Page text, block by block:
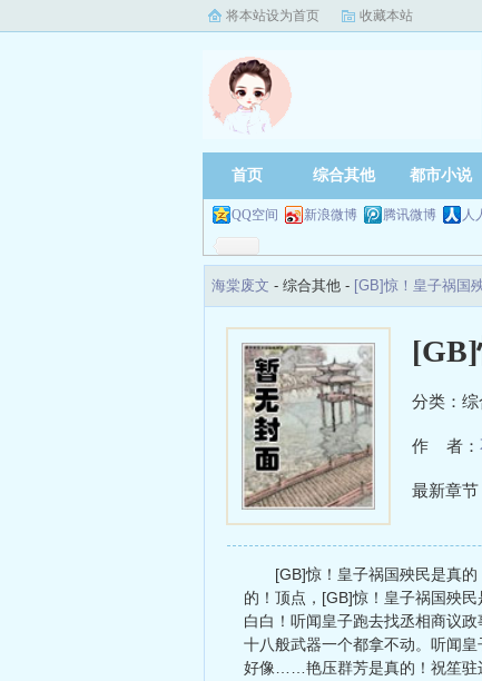
将本站设为首页 收藏本站
首页 综合其他 都市小说
QQ空间 新浪微博 腾讯微博 人
海棠废文 - 综合其他 - [GB]惊！皇子祸国
分类：
作 者：
最新章节
[GB]惊！皇子祸国殃民是真
的！顶点，[GB]惊！皇子祸国殃
白白！听闻皇子跑去找丞相商议
十八般武器一个都拿不动。听闻
好像……艳压群芳是真的！祝笙驻